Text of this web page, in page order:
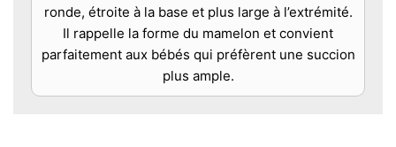
ronde, étroite à la base et plus large à l’extrémité.
Il rappelle la forme du mamelon et convient
parfaitement aux bébés qui préfèrent une succion
plus ample.